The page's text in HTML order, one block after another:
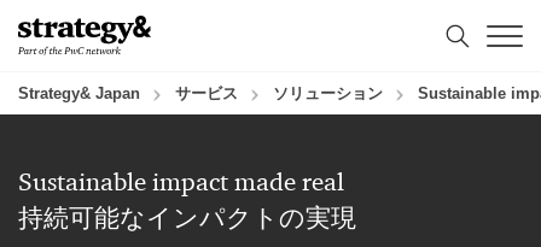
ン
ン
ツ
ス
ッ
ッ
ー
へ
キ
プ
Strategy& Japan サービス ソリューション Sustainable
Sustainable impact made real
持続可能なインパクトの実現